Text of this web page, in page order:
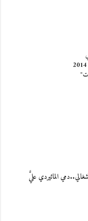
المائيردي عليَّ